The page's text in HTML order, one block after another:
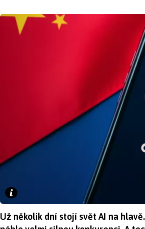
Už několik dní stojí svět AI na